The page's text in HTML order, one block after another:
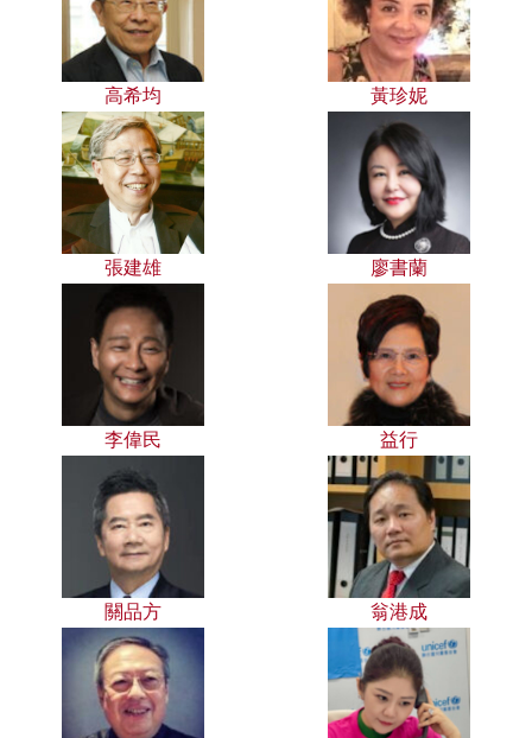
高希均 黃珍妮
張建雄 廖書蘭
李偉民 益行
關品方 翁港成